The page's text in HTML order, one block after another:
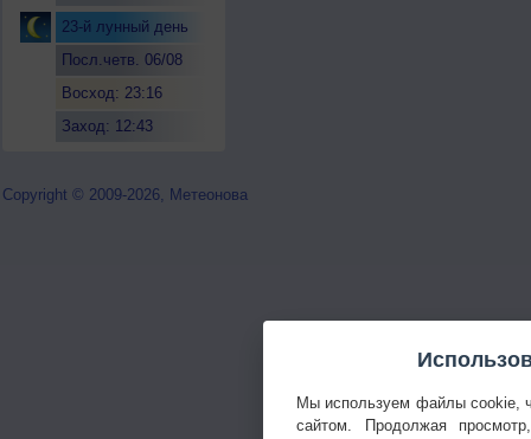
23-й лунный день
Посл.четв. 06/08
Восход: 23:16
Заход: 12:43
Copyright © 2009-2026, Метеонова
Мы используем файлы cookie,
сайтом. Продолжая